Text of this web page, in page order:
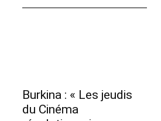
Burkina : « Les jeudis
du Cinéma